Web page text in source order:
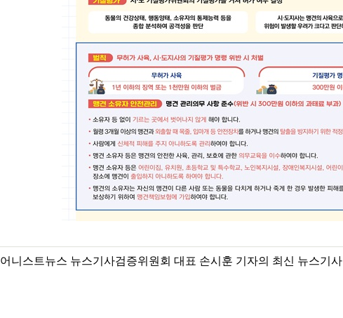
어니스트뉴스 뉴스기사검증위원회 대표 손시훈 기자의 최신 뉴스기사